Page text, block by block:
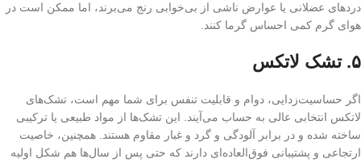
دردهای عضلانی یا عوارض ناشی از بی‌خوابی رنج می‌برند، اما ممکن است در
هوای گرم کمی احساس گرما کنند.
۵. تشک لاتکس
اگر حساسیت‌زدایی، دوام و قابلیت تنفس برای شما مهم است، تشک‌های
لاتکس انتخابی عالی به حساب می‌آیند. این تشک‌ها از مواد طبیعی یا ترکیبی
ساخته شده و در برابر آلودگی و گرد و غبار مقاوم هستند. همچنین، خاصیت
ارتجاعی و پشتیبانی فوق‌العاده‌ای دارند که حتی پس از سال‌ها هم شکل اولیه